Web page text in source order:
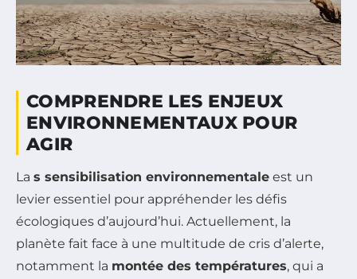
COMPRENDRE LES ENJEUX
ENVIRONNEMENTAUX POUR
AGIR
La s sensibilisation environnementale est un
levier essentiel pour appréhender les défis
écologiques d’aujourd’hui. Actuellement, la
planète fait face à une multitude de cris d’alerte,
notamment la montée des températures, qui a